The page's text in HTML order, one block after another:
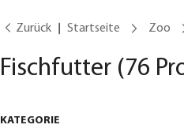
Zurück Startseite Zoo
Fischfutter (76
KATEGORIE